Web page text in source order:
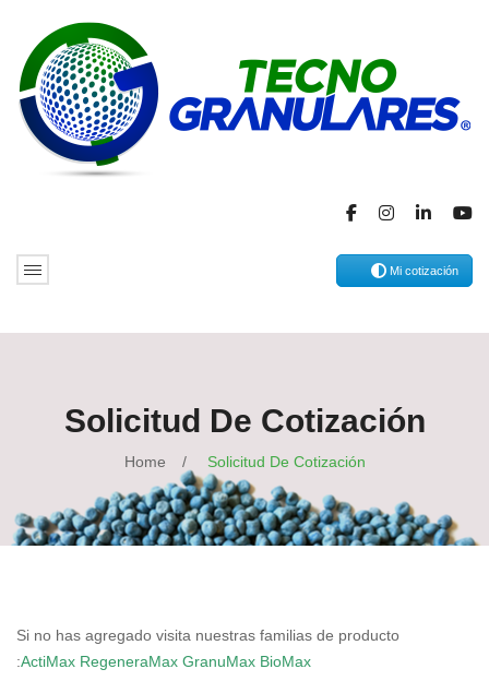
Mi cotización
Solicitud De Cotización
Home / Solicitud De Cotización
Si no has agregado visita nuestras familias de producto
:ActiMax RegeneraMax GranuMax BioMax